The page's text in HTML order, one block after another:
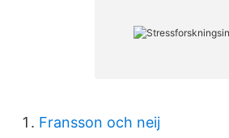
Fransson och neij